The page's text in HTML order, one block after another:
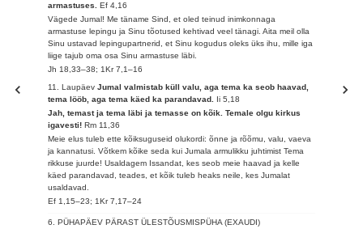
armastuses.Ef 4,16
Vägede Jumal! Me täname Sind, et oled teinud inimkonnaga
armastuse lepingu ja Sinu tõotused kehtivad veel tänagi. Aita meil olla
Sinu ustavad lepingupartnerid, et Sinu kogudus oleks üks ihu, mille iga
liige tajub oma osa Sinu armastuse läbi.
Jh 18,33–38; 1Kr 7,1–16
11. LaupäevJumal valmistab küll valu, aga tema ka seob haavad,
tema lööb, aga tema käed ka parandavad. Ii 5,18
Jah, temast ja tema läbi ja temasse on kõik. Temale olgu kirkus
igavesti!Rm 11,36
Meie elus tuleb ette kõiksuguseid olukordi: õnne ja rõõmu, valu, vaeva
ja kannatusi. Võtkem kõike seda kui Jumala armulikku juhtimist Tema
rikkuse juurde! Usaldagem Issandat, kes seob meie haavad ja kelle
käed parandavad, teades, et kõik tuleb heaks neile, kes Jumalat
usaldavad.
Ef 1,15–23; 1Kr 7,17–24
6. PÜHAPÄEV PÄRAST ÜLESTÕUSMISPÜHA (EXAUDI)